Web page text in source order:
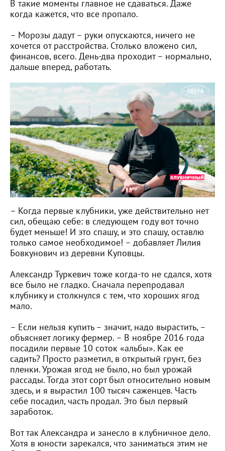
В такие моменты главное не сдаваться. Даже
когда кажется, что все пропало.
– Морозы дадут – руки опускаются, ничего не
хочется от расстройства. Столько вложено сил,
финансов, всего. День-два проходит – нормально,
дальше вперед, работать.
– Когда первые клубники, уже действительно нет
сил, обещаю себе: в следующем году вот точно
будет меньше! И это спашу, и это спашу, оставлю
только самое необходимое! – добавляет Лилия
Бовкунович из деревни Куповцы.
Александр Туркевич тоже когда-то не сдался, хотя
все было не гладко. Сначала перепродавал
клубнику и столкнулся с тем, что хороших ягод
мало.
– Если нельзя купить – значит, надо вырастить, –
объясняет логику фермер. – В ноябре 2016 года
посадили первые 10 соток «альбы». Как ее
садить? Просто разметил, в открытый грунт, без
пленки. Урожая ягод не было, но был урожай
рассады. Тогда этот сорт был относительно новым
здесь, и я вырастил 100 тысяч саженцев. Часть
себе посадил, часть продал. Это был первый
заработок.
Вот так Александра и занесло в клубничное дело.
Хотя в юности зарекался, что заниматься этим не